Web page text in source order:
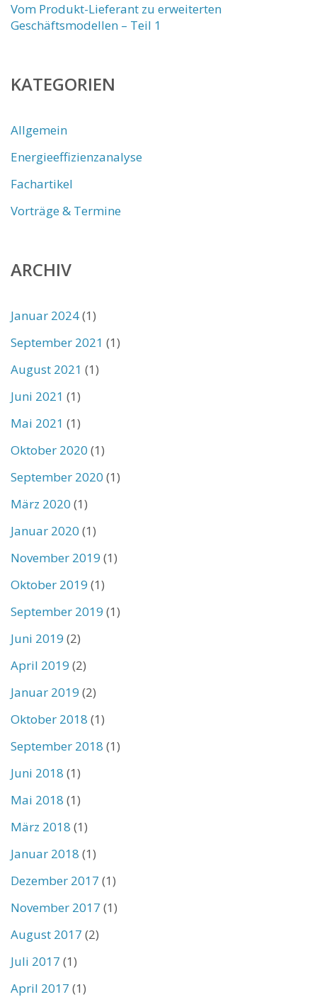
Vom Produkt-Lieferant zu erweiterten
Geschäftsmodellen – Teil 1
KATEGORIEN
Allgemein
Energieeffizienzanalyse
Fachartikel
Vorträge & Termine
ARCHIV
Januar 2024(1)
September 2021 (1)
August 2021 (1)
Juni 2021 (1)
Mai 2021 (1)
Oktober 2020 (1)
September 2020 (1)
März 2020 (1)
Januar 2020 (1)
November 2019 (1)
Oktober 2019 (1)
September 2019 (1)
Juni 2019 (2)
April 2019 (2)
Januar 2019 (2)
Oktober 2018 (1)
September 2018 (1)
Juni 2018 (1)
Mai 2018 (1)
März 2018 (1)
Januar 2018 (1)
Dezember 2017 (1)
November 2017 (1)
August 2017 (2)
Juli 2017 (1)
April 2017 (1)